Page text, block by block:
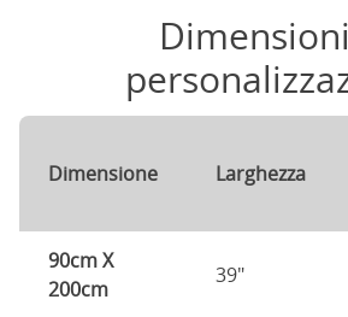
Dimensione Larghezza
90cm X
200cm
39"